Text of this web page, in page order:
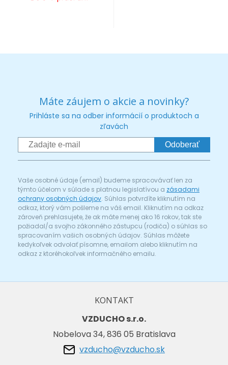
Máte záujem o akcie a novinky?
Prihláste sa na odber informácií o produktoch a
zľavách
Odoberať
Vaše osobné údaje (email) budeme spracovávať len za
týmto účelom v súlade s platnou legislatívou a zásadami
ochrany osobných údajov. Súhlas potvrdíte kliknutím na
odkaz, ktorý vám pošleme na váš email. Kliknutím na odkaz
zároveň prehlasujete, že ak máte menej ako 16 rokov, tak ste
požiadal/a svojho zákonného zástupcu (rodiča) o súhlas so
spracovaním vašich osobných údajov. Súhlas môžete
kedykoľvek odvolať písomne, emailom alebo kliknutím na
odkaz z ktoréhokoľvek informačného emailu.
KONTAKT
VZDUCHO s.r.o.
Nobelova 34, 836 05 Bratislava
vzducho@vzducho.sk